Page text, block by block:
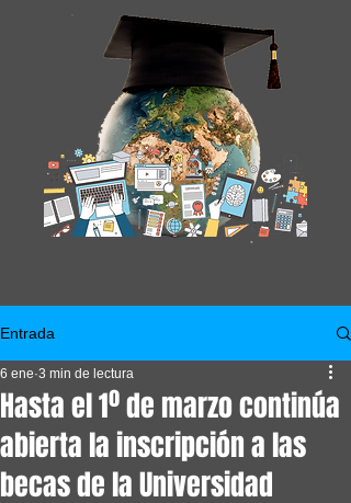
Entrada
Hasta el 1º de marzo continúa
abierta la inscripción a las
becas de la Universidad
6 ene 3 min de lectura